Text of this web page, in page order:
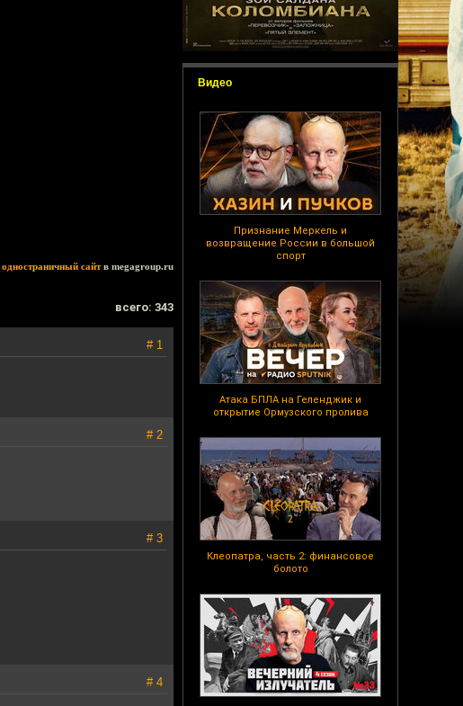
Видео
Признание Меркель и
возвращение России в большой
спорт
Атака БПЛА на Геленджик и
открытие Ормузского пролива
Клеопатра, часть 2: финансовое
болото
одностраничный сайтв megagroup.ru
всего: 343
# 1
# 2
# 3
# 4